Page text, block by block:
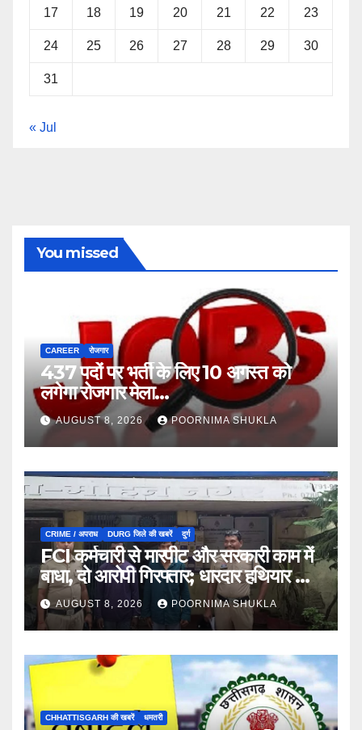
17 18 19 20 21 22 23
24 25 26 27 28 29 30
31
« Jul
You missed
CAREER रोजगार
437 पदों पर भर्ती के लिए 10 अगस्त को
लगेगा रोजगार मेला…
AUGUST 8, 2026 POORNIMA SHUKLA
CRIME / अपराध DURG जिले की खबरें दुर्ग
FCI कर्मचारी से मारपीट और सरकारी काम में
बाधा, दो आरोपी गिरफ्तार; धारदार हथियार भी
जब्त…
AUGUST 8, 2026 POORNIMA SHUKLA
CHHATTISGARH की खबरें धमतरी